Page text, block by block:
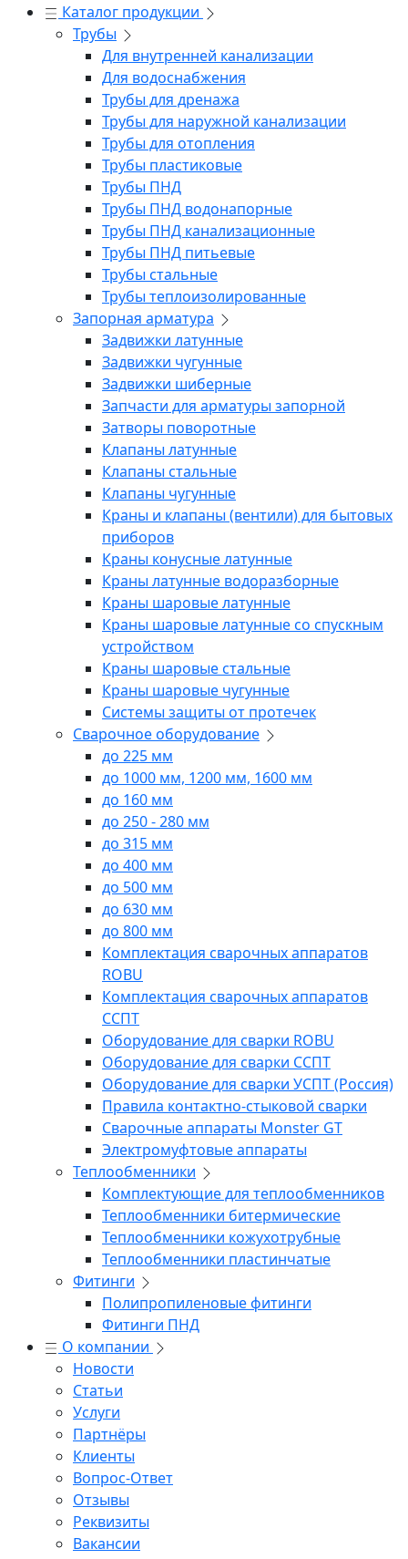
Каталог продукции
Трубы
Для внутренней канализации
Для водоснабжения
Трубы для дренажа
Трубы для наружной канализации
Трубы для отопления
Трубы пластиковые
Трубы ПНД
Трубы ПНД водонапорные
Трубы ПНД канализационные
Трубы ПНД питьевые
Трубы стальные
Трубы теплоизолированные
Запорная арматура
Задвижки латунные
Задвижки чугунные
Задвижки шиберные
Запчасти для арматуры запорной
Затворы поворотные
Клапаны латунные
Клапаны стальные
Клапаны чугунные
Краны и клапаны (вентили) для бытовых
приборов
Краны конусные латунные
Краны латунные водоразборные
Краны шаровые латунные
Краны шаровые латунные со спускным
устройством
Краны шаровые стальные
Краны шаровые чугунные
Системы защиты от протечек
Сварочное оборудование
до 225 мм
до 1000 мм, 1200 мм, 1600 мм
до 160 мм
до 250 - 280 мм
до 315 мм
до 400 мм
до 500 мм
до 630 мм
до 800 мм
Комплектация сварочных аппаратов
ROBU
Комплектация сварочных аппаратов
ССПТ
Оборудование для сварки ROBU
Оборудование для сварки ССПТ
Оборудование для сварки УСПТ (Россия)
Правила контактно-стыковой сварки
Сварочные аппараты Monster GT
Электромуфтовые аппараты
Теплообменники
Комплектующие для теплообменников
Теплообменники битермические
Теплообменники кожухотрубные
Теплообменники пластинчатые
Фитинги
Полипропиленовые фитинги
Фитинги ПНД
О компании
Новости
Статьи
Услуги
Партнёры
Клиенты
Вопрос-Ответ
Отзывы
Реквизиты
Вакансии